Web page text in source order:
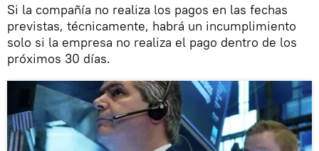
Si la compañía no realiza los pagos en las fechas
previstas, técnicamente, habrá un incumplimiento
solo si la empresa no realiza el pago dentro de los
próximos 30 días.